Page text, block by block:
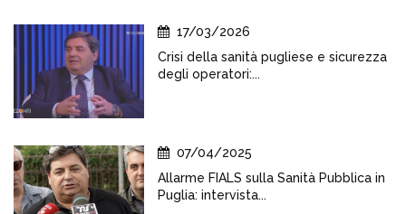
17/03/2026
Crisi della sanità pugliese e sicurezza
degli operatori:...
07/04/2025
Allarme FIALS sulla Sanità Pubblica in
Puglia: intervista...